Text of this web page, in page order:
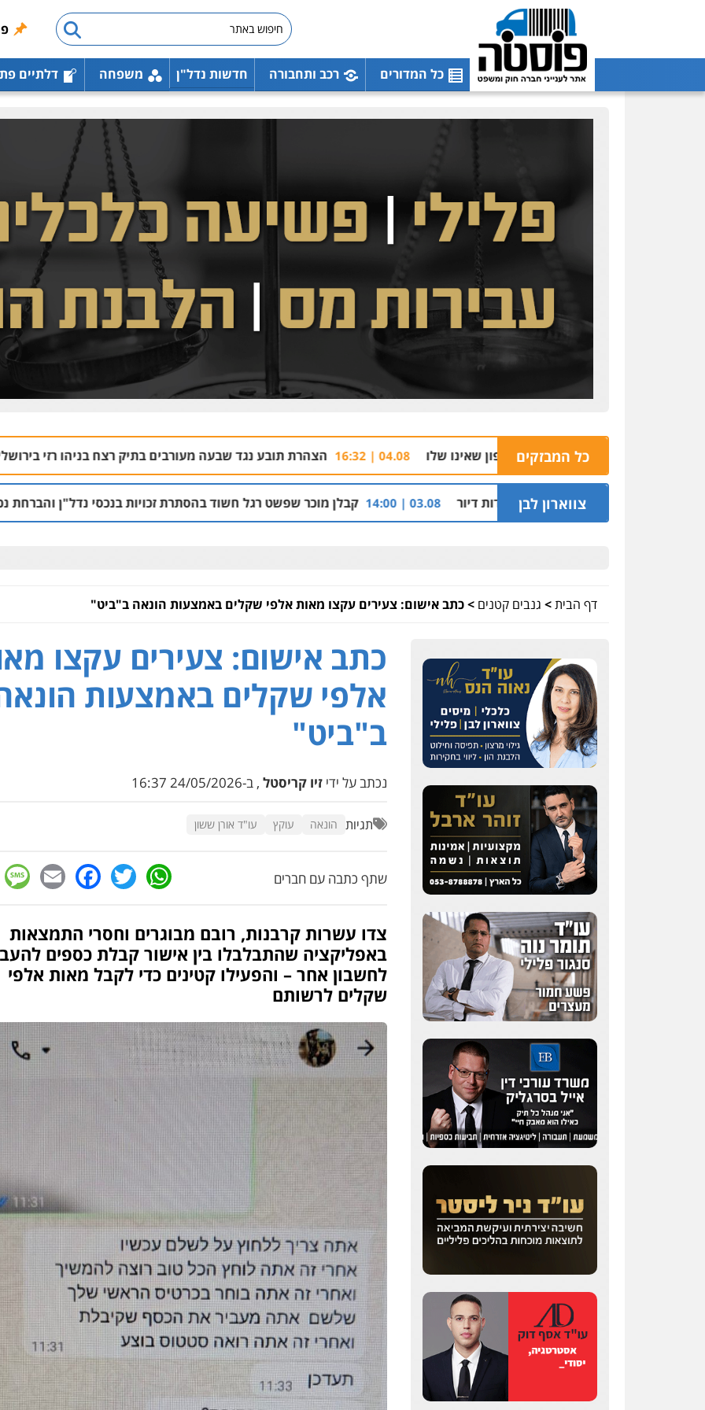
כל המדורים רכב ותחבורה חדשות נדל"ן משפחה דלתיים
כל המבזקים04.08 | 16:32 הצהרת תובע נגד שבעה מעורבים בתיק רצח בניהו רזי בירושלים 04.08 | 13:37
צווארון לבן
03.08 | 14:00 קבלן מוכר שפשט רגל חשוד בהסתרת זכויות בנכסי נדל"ן והברחת נכסים 02.08 | 21:53
דף הבית> גנבים קטנים >כתב אישום: צעירים עקצו מאות אלפי שקלים באמצעות הונאה ב"ביט"
עדי כרמלי – חברת עו"ד
0525060666
פלילי משפחה
503456449
עו"ד איהאב ג'לג'ולי
פלילי מעצרים וחקירות
עורכי דין לענייני אסירים
כתב אישום: צעירים עקצו
אלפי שקלים באמצעות
ב"ביט"
נכתב על ידי זיו קריסטל , ב-24/05/2026 16:37
תגיות הונאה עוקץ עו"ד אורן ששון
שתף כתבה עם חברים WhatsApp
Twitter
צדו עשרות קרבנות, רובם מבוגרים וחסרי התמצאות
באפליקציה שהתבלבלו בין אישור קבלת כספים
לחשבון אחר – והפעילו קטינים כדי לקבל מאות אלפי
שקלים לרשותם